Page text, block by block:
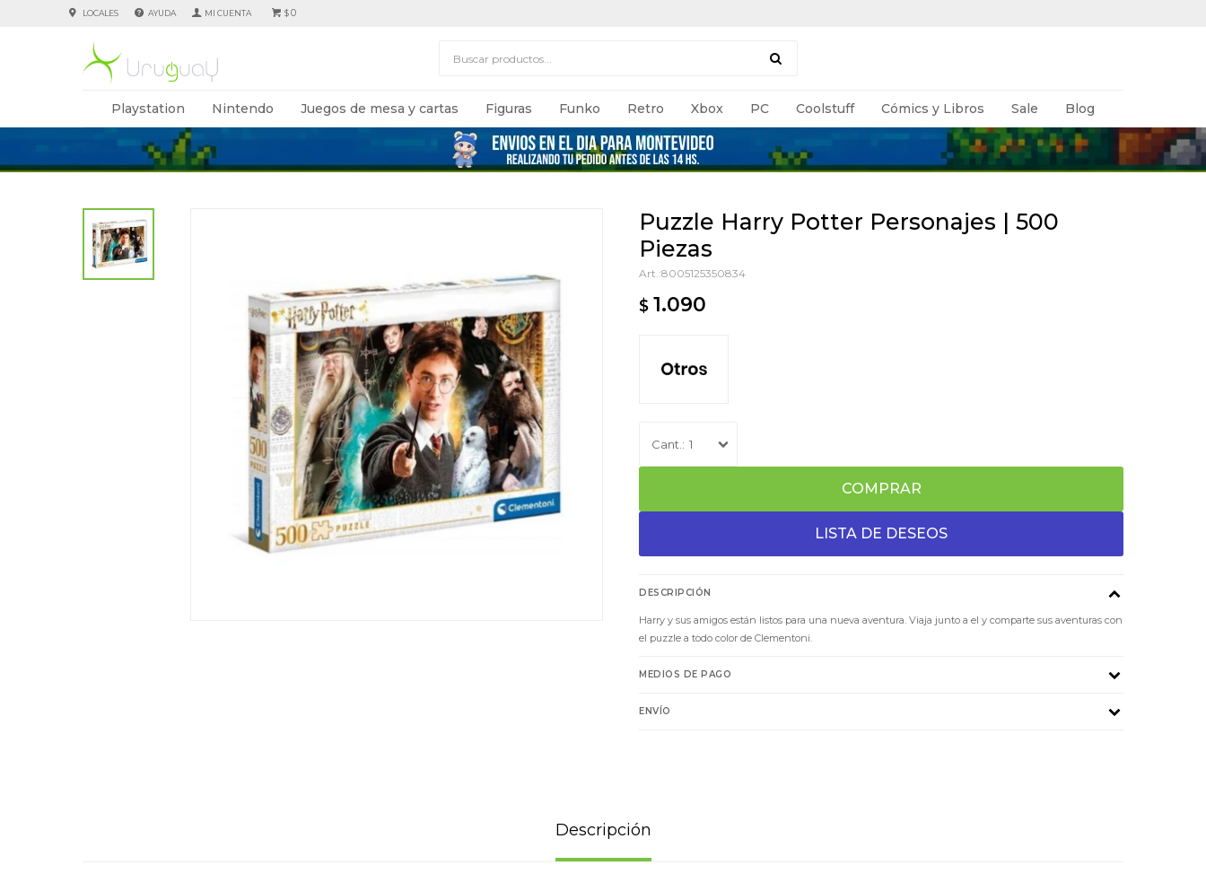
Playstation Nintendo Juegos de mesa y cartas Figuras Funko Retro Xbox PC Coolstuff Cómics y Libros Sale Blog
$0
LOCALES AYUDA
Puzzle Harry Potter Personajes | 500
Piezas
8005125350834
$ 1.090
1
COMPRAR
DESCRIPCIÓN
Harry y sus amigos están listos para una nueva aventura. Viaja junto a el y comparte sus aventuras con
el puzzle a todo color de Clementoni.
MEDIOS DE PAGO
ENVÍO
Descripción